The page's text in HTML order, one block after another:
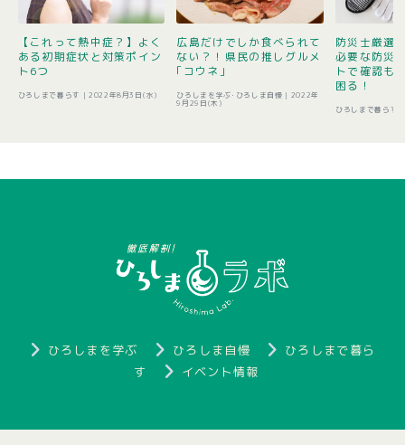
【これって熱中症？】よく
ある初期症状と対策ポイン
ト6つ
ひろしまで暮らす | 2022年8月3日(水)
広島だけでしか食べられて
ない？！県民の推しグルメ
｢コウネ｣
ひろしまを学ぶ･ひろしま自慢 | 2022年
9月29日(木)
防災士厳選
必要な防災
トで確認も
困る！
ひろしまで暮らす
ひろしまを学ぶ ひろしま自慢
ひろしまで暮ら
す
イベント情報